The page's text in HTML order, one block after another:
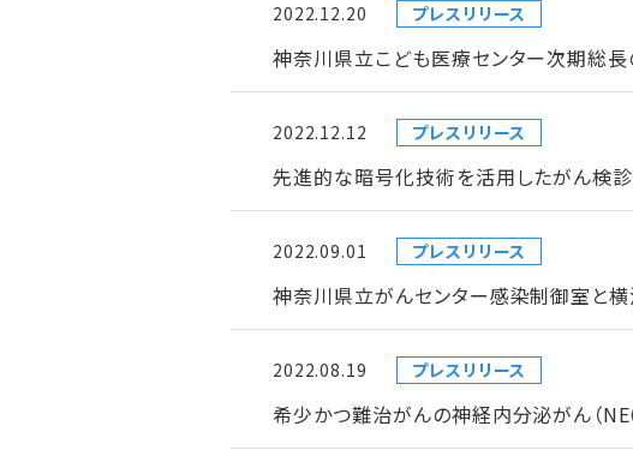
2022.12.20 プレスリリース
神奈川県立こども医療センター次期総長
2022.12.12 プレスリリース
先進的な暗号化技術を活用したがん検
2022.09.01 プレスリリース
神奈川県立がんセンター感染制御室と
2022.08.19 プレスリリース
希少かつ難治がんの神経内分泌がん（